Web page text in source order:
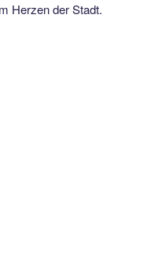
Herzen der Stadt.